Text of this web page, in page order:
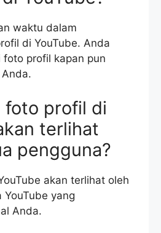
waktu dalam
di YouTube. Anda
profil kapan pun
foto profil di
terlihat
pengguna?
akan terlihat oleh
YouTube yang
Anda.